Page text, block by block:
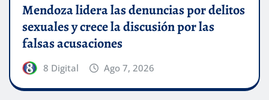
Mendoza lidera las denuncias por delitos
sexuales y crece la discusión por las
falsas acusaciones
8 Digital Ago 7, 2026